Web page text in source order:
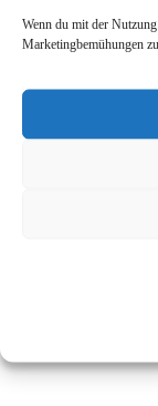
Wenn du mit der
Marketingbemühungen